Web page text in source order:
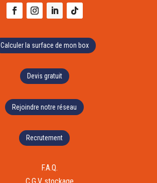
Calculer la surface de mon box
Devis gratuit
Rejoindre notre réseau
Recrutement
F.A.Q.